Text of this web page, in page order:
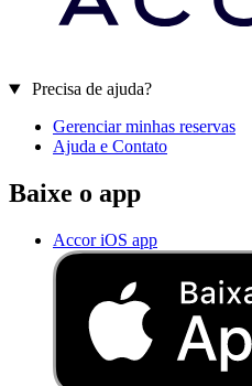
Precisa de ajuda?
Gerenciar minhas reservas
Ajuda e Contato
Baixe o app
Accor iOS app